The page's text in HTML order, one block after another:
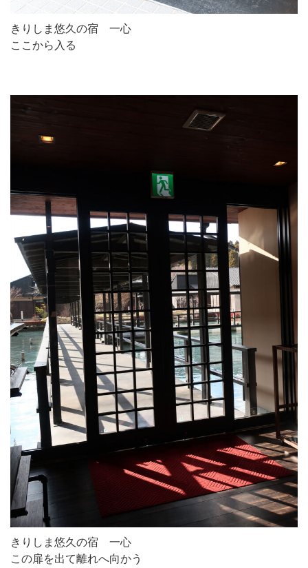
きりしま悠久の宿 一心
ここから入る
きりしま悠久の宿 一心
この扉を出て離れへ向かう